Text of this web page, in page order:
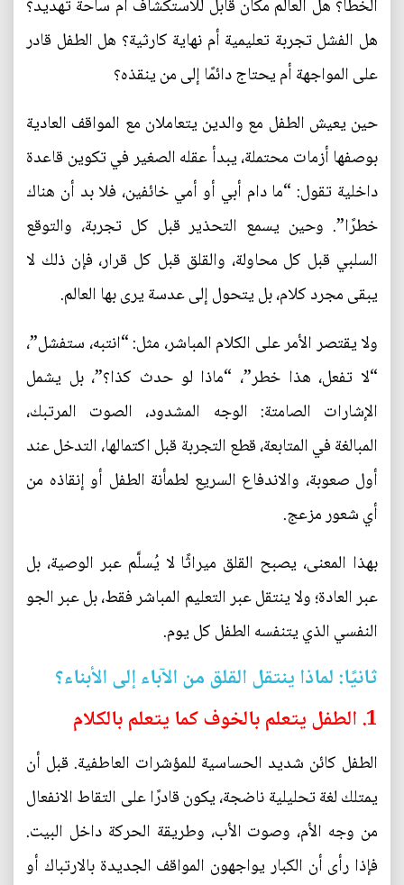
الخطأ؟ هل العالم مكان قابل للاستكشاف أم ساحة تهديد؟
هل الفشل تجربة تعليمية أم نهاية كارثية؟ هل الطفل قادر
على المواجهة أم يحتاج دائمًا إلى من ينقذه؟
حين يعيش الطفل مع والدين يتعاملان مع المواقف العادية
بوصفها أزمات محتملة، يبدأ عقله الصغير في تكوين قاعدة
داخلية تقول: “ما دام أبي أو أمي خائفين، فلا بد أن هناك
خطرًا”. وحين يسمع التحذير قبل كل تجربة، والتوقع
السلبي قبل كل محاولة، والقلق قبل كل قرار، فإن ذلك لا
يبقى مجرد كلام، بل يتحول إلى عدسة يرى بها العالم.
ولا يقتصر الأمر على الكلام المباشر، مثل: “انتبه، ستفشل”،
“لا تفعل، هذا خطر”، “ماذا لو حدث كذا؟”، بل يشمل
الإشارات الصامتة: الوجه المشدود، الصوت المرتبك،
المبالغة في المتابعة، قطع التجربة قبل اكتمالها، التدخل عند
أول صعوبة، والاندفاع السريع لطمأنة الطفل أو إنقاذه من
أي شعور مزعج.
بهذا المعنى، يصبح القلق ميراثًا لا يُسلَّم عبر الوصية، بل
عبر العادة؛ ولا ينتقل عبر التعليم المباشر فقط، بل عبر الجو
النفسي الذي يتنفسه الطفل كل يوم.
ثانيًا: لماذا ينتقل القلق من الآباء إلى الأبناء؟
1. الطفل يتعلم بالخوف كما يتعلم بالكلام
الطفل كائن شديد الحساسية للمؤشرات العاطفية. قبل أن
يمتلك لغة تحليلية ناضجة، يكون قادرًا على التقاط الانفعال
من وجه الأم، وصوت الأب، وطريقة الحركة داخل البيت.
فإذا رأى أن الكبار يواجهون المواقف الجديدة بالارتباك أو